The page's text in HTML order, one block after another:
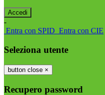
-
Entra con SPID Entra con CIE
Seleziona utente
button close ×
Recupero password